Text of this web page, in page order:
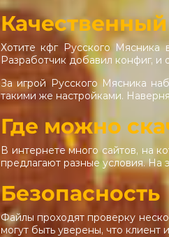
Хотите кфг Русского Мясника
Разработчик добавил конфиг, и
За игрой Русского Мясника
такими же настройками.
Где можно
В интернете много сайтов, на
предлагают разные условия. На
Безопасность
Файлы проходят проверку
могут быть уверены, что